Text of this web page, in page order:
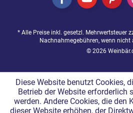
* Alle Preise inkl. gesetzl. Mehrwertsteuer
Nachnahmegebühren, wenn nicht
© 2026
Diese Website benutzt Cookies,
Betrieb der Website erforderlich
werden. Andere Cookies, die den
dieser Website erhöhen, der